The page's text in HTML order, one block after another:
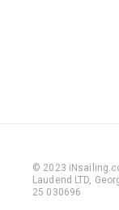
© 2023
Laudend LTD,
25 030696